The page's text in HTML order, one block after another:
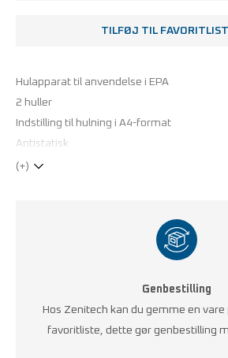
TILFØJ TIL
Hulapparat til anvendelse i EPA
2 huller
Indstilling til hulning i A4-format
Antistatisk
(+)
Genbestilling
Hos Zenitech kan du gemme en vare
favoritliste, dette gør genbestilling